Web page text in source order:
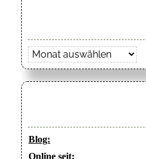
Archiv
Blog:
Online seit: